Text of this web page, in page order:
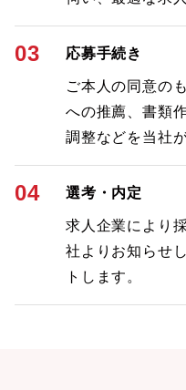
03 応募手続き
ご本人の同意の
への推薦、書類
調整などを当社
04 選考・内定
求人企業により
社よりお知らせ
トします。